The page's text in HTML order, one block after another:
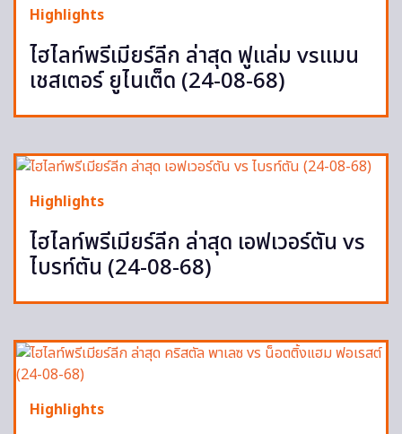
Highlights
ไฮไลท์พรีเมียร์ลีก ล่าสุด ฟูแล่ม vsแมน
เชสเตอร์ ยูไนเต็ด (24-08-68)
Highlights
ไฮไลท์พรีเมียร์ลีก ล่าสุด เอฟเวอร์ตัน vs
ไบรท์ตัน (24-08-68)
Highlights